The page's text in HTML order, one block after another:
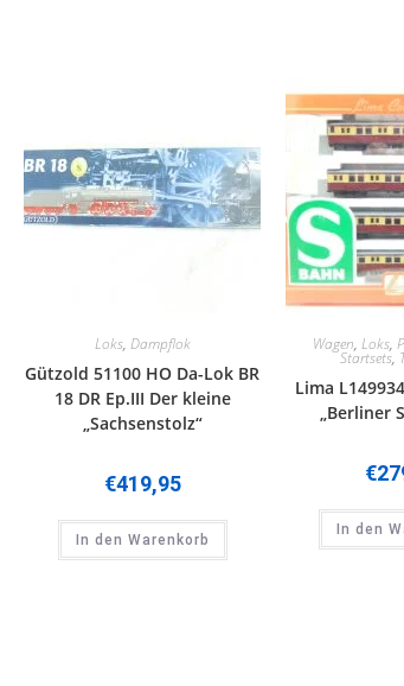
Loks, Dampflok
Gützold 51100 HO Da-Lok BR
18 DR Ep.III Der kleine
„Sachsenstolz“
€419,95
In den Warenkorb
Wagen, Loks,
Startsets,
Lima
„Berliner
€
In den